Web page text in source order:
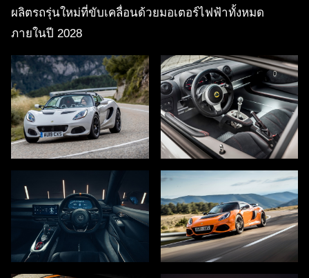
ผลิตรถรุ่นใหม่ที่ขับเคลื่อนด้วยมอเตอร์ไฟฟ้าทั้งหมด
ภายในปี 2028